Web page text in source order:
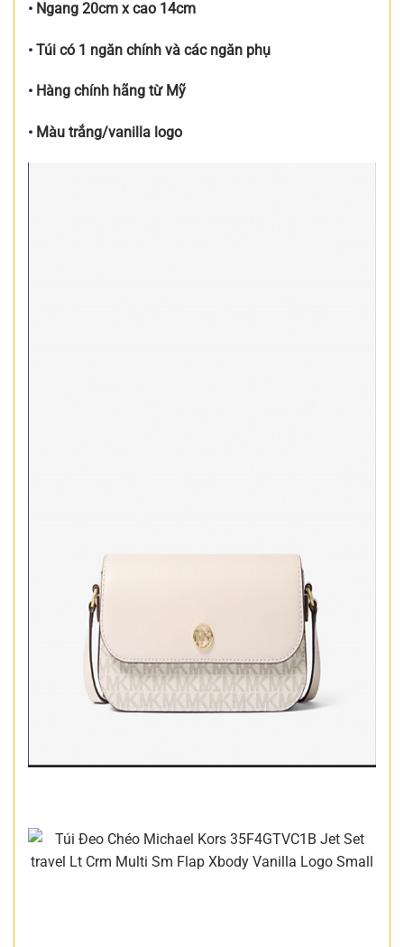
• Ngang 20cm x cao 14cm
• Túi có 1 ngăn chính và các ngăn phụ
• Hàng chính hãng từ Mỹ
• Màu trắng/vanilla logo